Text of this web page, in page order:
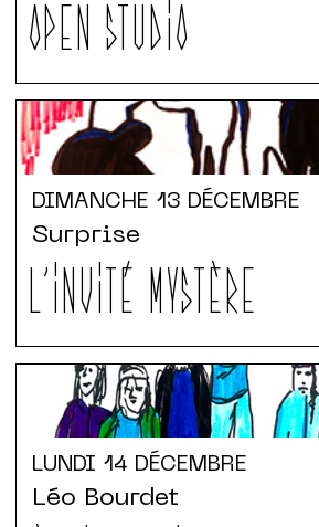
OPEN STUDIO
DIMANCHE 13 DÉCEMBRE
L'INVITÉ MYSTÈRE
Surprise
LUNDI 14 DÉCEMBRE
Léo Bourdet